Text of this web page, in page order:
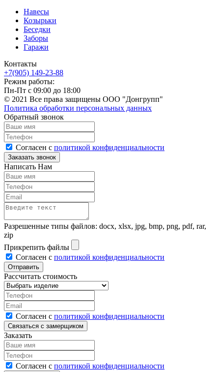
Навесы
Козырьки
Беседки
Заборы
Гаражи
Контакты
+7(905) 149-23-88
Режим работы:
Пн-Пт с 09:00 до 18:00
© 2021 Все права защищены ООО "Донгрупп"
Политика обработки персональных данных
Обратный звонок
Согласен с политикой конфиденциальности
Написать Нам
Разрешенные типы файлов: docx, xlsx, jpg, bmp, png, pdf, rar,
zip
Прикрепить файлы
Согласен с политикой конфиденциальности
Рассчитать стоимость
Согласен с политикой конфиденциальности
Заказать
Согласен с политикой конфиденциальности